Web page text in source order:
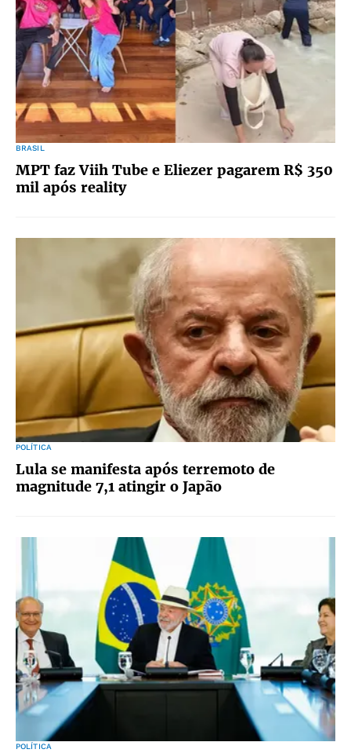
BRASIL
MPT faz Viih Tube e Eliezer pagarem R$ 350
mil após reality
POLÍTICA
Lula se manifesta após terremoto de
magnitude 7,1 atingir o Japão
POLÍTICA